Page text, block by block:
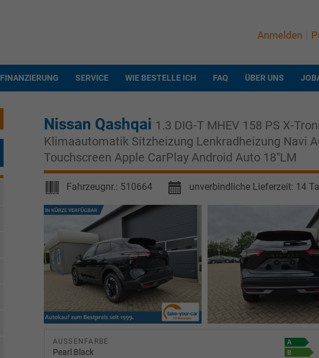
Anmelden
FINANZIERUNG SERVICE WIE BESTELLE ICH FAQ ÜBER UNS
Nissan Qashqai 1.3 DIG-T MHEV 158 PS X-
Klimaautomatik Sitzheizung Lenkradheizung Navi
Touchscreen Apple CarPlay Android Auto 18"LM
Fahrzeugnr.: 510664 unverbindliche Lieferzeit: 14
AUSSENFARBE
Pearl Black